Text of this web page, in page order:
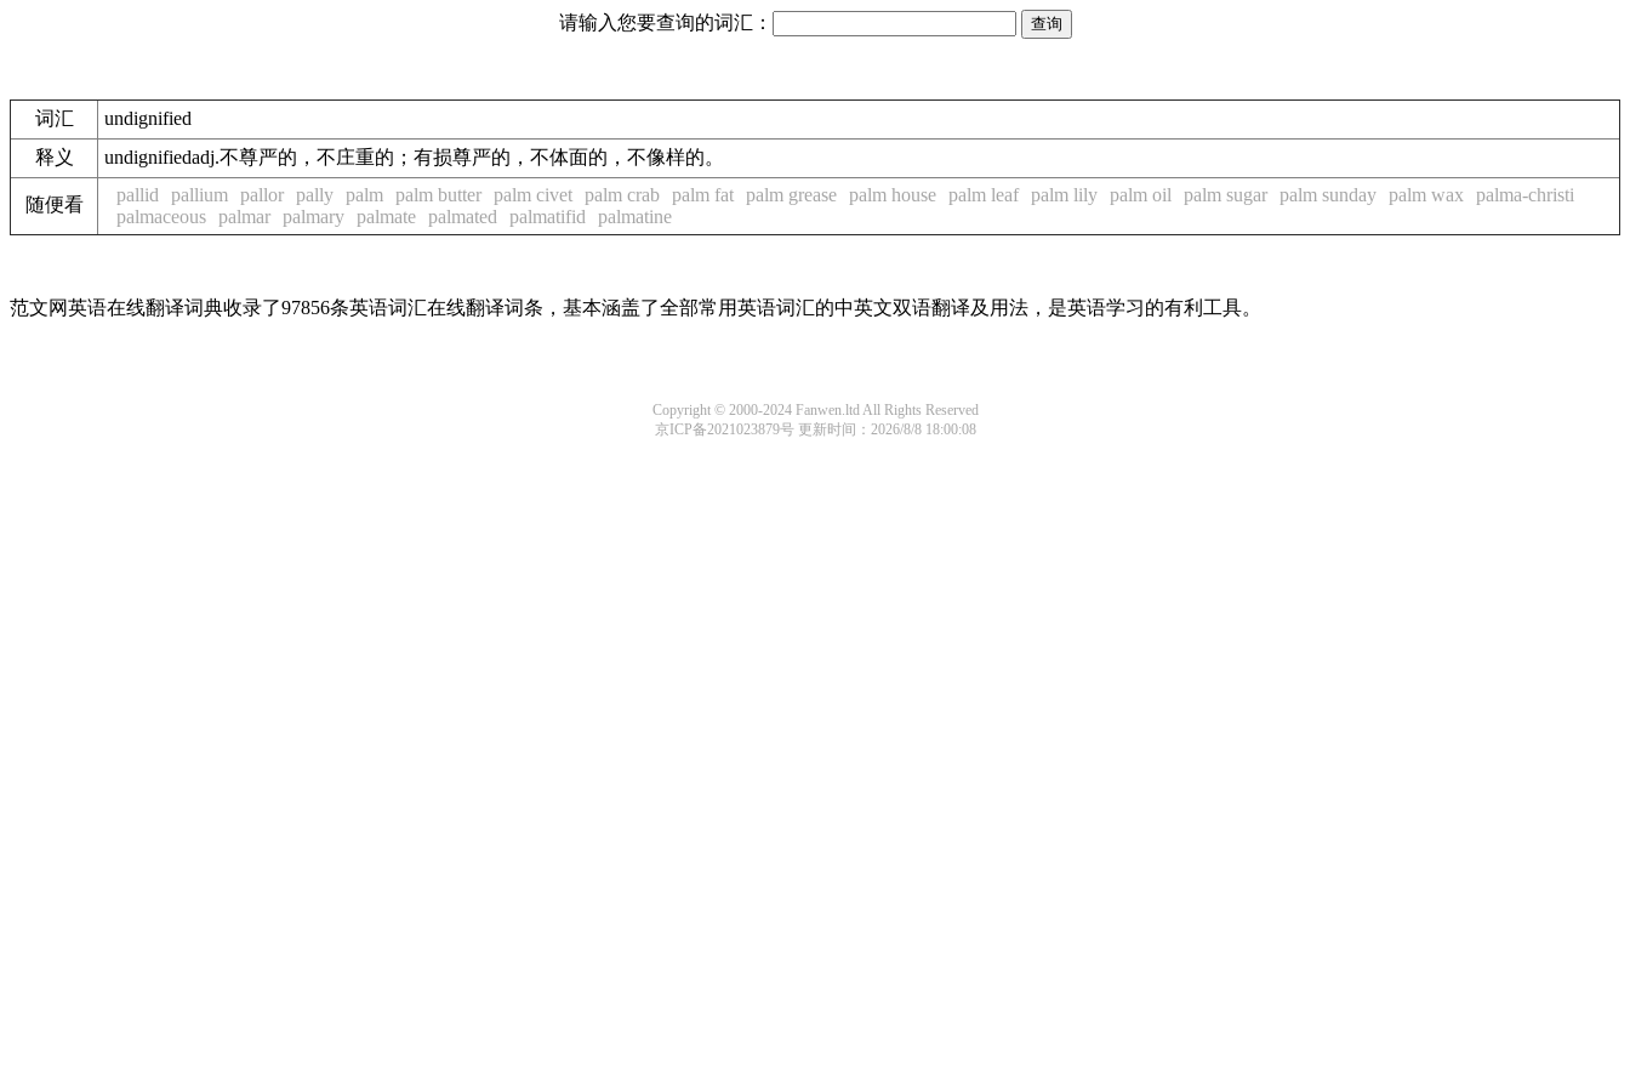
请输入您要查询的词汇：
词汇
undignified
释义
undignifiedadj.不尊严的，不庄重的；有损尊严的，不体面的，不像样的。
随便看 pallid pallium pallor pally palm palm butter palm civet palm crab palm fat palm grease palm house palm leaf palm lily palm oil palm sugar palm sunday palm wax
palma-christi
palmaceous palmar palmary palmate palmated palmatifid palmatine
范文网英语在线翻译词典收录了97856条英语词汇在线翻译词条，基本涵盖了全部常用英语词汇的中英文双语翻译及用法，是英语学习的有利工具。
Copyright © 2000-2024 Fanwen.ltd All Rights Reserved
京ICP备2021023879号更新时间：2026/8/8 18:00:08